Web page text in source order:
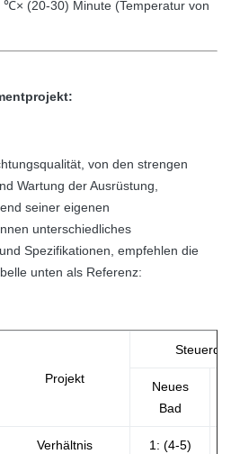
℃× (20-30) Minute (Temperatur von
von den strengen
Wartung der Ausrüstung,
seiner eigenen
unterschiedliches
Spezifikationen, empfehlen die
unten als Referenz:
Projekt
Neues
Bad
Verhältnis 1: (4-5)